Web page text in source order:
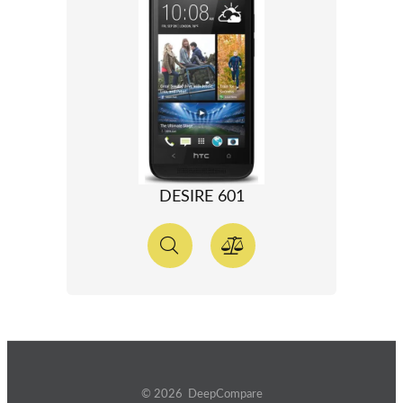
DESIRE 601
© 2026 DeepCompare